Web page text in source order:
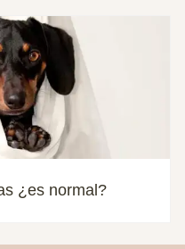
¿es normal?